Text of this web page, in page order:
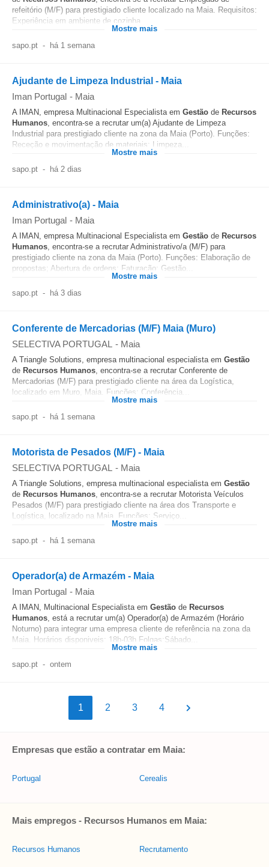
refeitório (M/F) para prestigiado cliente localizado na Maia. Requisitos:
Experiência em ambiente de cozinha...
Mostre mais
sapo.pt - há 1 semana
Ajudante de Limpeza Industrial - Maia
Iman Portugal - Maia
A IMAN, empresa Multinacional Especialista em Gestão de Recursos
Humanos, encontra-se a recrutar um(a) Ajudante de Limpeza
Industrial para prestigiado cliente na zona da Maia (Porto). Funções:
Receção e movimentação de materiais; Limpeza...
Mostre mais
sapo.pt - há 2 dias
Administrativo(a) - Maia
Iman Portugal - Maia
A IMAN, empresa Multinacional Especialista em Gestão de Recursos
Humanos, encontra-se a recrutar Administrativo/a (M/F) para
prestigiado cliente na zona da Maia (Porto). Funções: Elaboração de
propostas; Abertura de ordens; Faturação; Gestão...
Mostre mais
sapo.pt - há 3 dias
Conferente de Mercadorias (M/F) Maia (Muro)
SELECTIVA PORTUGAL - Maia
A Triangle Solutions, empresa multinacional especialista em Gestão
de Recursos Humanos, encontra-se a recrutar Conferente de
Mercadorias (M/F) para prestigiado cliente na área da Logística,
localizado em Muro, Maia. Funções: Conferência...
Mostre mais
sapo.pt - há 1 semana
Motorista de Pesados (M/F) - Maia
SELECTIVA PORTUGAL - Maia
A Triangle Solutions, empresa multinacional especialista em Gestão
de Recursos Humanos, encontra-se a recrutar Motorista Veículos
Pesados (M/F) para prestigiado cliente na área dos Transporte e
Logística, localizado na Maia. Funções: Serviço...
Mostre mais
sapo.pt - há 1 semana
Operador(a) de Armazém - Maia
Iman Portugal - Maia
A IMAN, Multinacional Especialista em Gestão de Recursos
Humanos, está a recrutar um(a) Operador(a) de Armazém (Horário
Noturno) para integrar uma empresa cliente de referência na zona da
Maia. Horários disponiveis: 18h-03h Folgas:Sábado...
Mostre mais
sapo.pt - ontem
1 2 3 4
Empresas que estão a contratar em Maia:
Portugal Cerealis
Mais empregos - Recursos Humanos em Maia:
Recursos Humanos Recrutamento